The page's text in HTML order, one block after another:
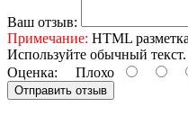
Ваш отзыв:
Примечание: HTML
Используйте обычный текст.
Оценка: Плохо
Отправить отзыв